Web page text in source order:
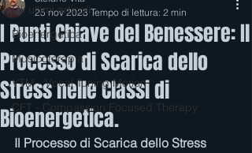
Gli ultimi articoli
Bioenergetica
Musicoterapia
VTM - Vocal Tuning Motion
CFT - Compassion Focused Therapy
I Punti Chiave del Benessere: Il
Processo di Scarica dello
Stress nelle Classi di
Bioenergetica.
25 nov 2023 Tempo di lettura: 2 min
Il Processo di Scarica dello Stress